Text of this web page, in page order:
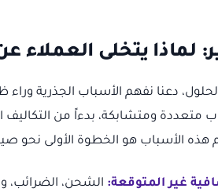
لماذا يتخلى
دعنا نفهم الأسباب الجذرية وراء
متعددة ومتشابكة، بدءاً من التكاليف
هذه الأسباب هو الخطوة الأولى نحو
غير المتوقعة: الشحن، الضرائب،